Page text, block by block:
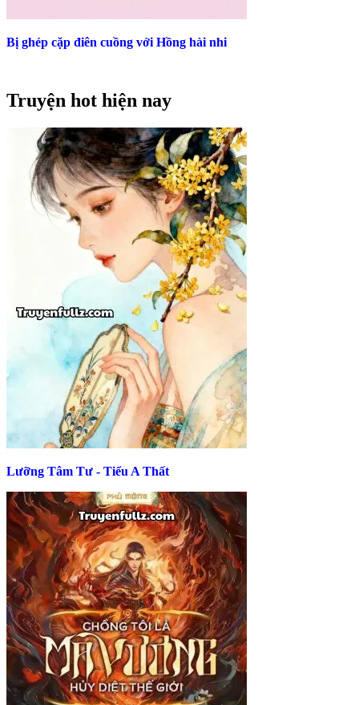
Bị ghép cặp điên cuồng với Hồng hài nhi
Truyện hot hiện nay
Lưỡng Tâm Tư - Tiểu A Thất